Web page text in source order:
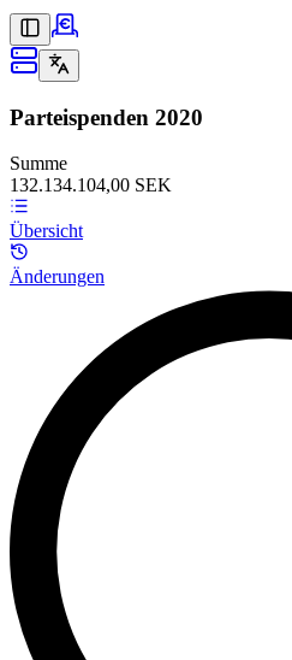
Parteispenden 2020
Summe
132.134.104,00 SEK
Übersicht
Änderungen